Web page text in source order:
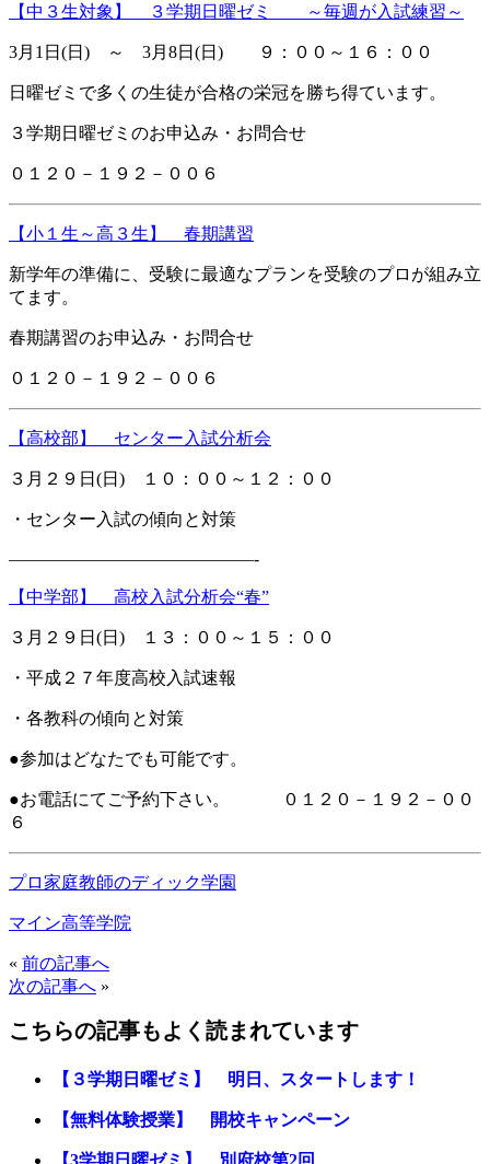
【中３生対象】 ３学期日曜ゼミ ～毎週が入試練習～
3月1日(日) ～ 3月8日(日) ９：００～１６：００
日曜ゼミで多くの生徒が合格の栄冠を勝ち得ています。
３学期日曜ゼミのお申込み・お問合せ
０１２０－１９２－００６
【小１生～高３生】 春期講習
新学年の準備に、受験に最適なプランを受験のプロが組み立
てます。
春期講習のお申込み・お問合せ
０１２０－１９２－００６
【高校部】 センター入試分析会
３月２９日(日) １０：００～１２：００
・センター入試の傾向と対策
——————————————-
【中学部】 高校入試分析会“春”
３月２９日(日) １３：００～１５：００
・平成２７年度高校入試速報
・各教科の傾向と対策
●参加はどなたでも可能です。
●お電話にてご予約下さい。 ０１２０－１９２－００
６
プロ家庭教師のディック学園
マイン高等学院
« 前の記事へ
次の記事へ »
こちらの記事もよく読まれています
【３学期日曜ゼミ】 明日、スタートします！
【無料体験授業】 開校キャンペーン
【3学期日曜ゼミ】 別府校第2回